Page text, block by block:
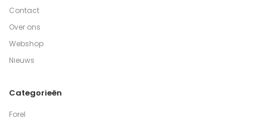
Contact
Over ons
Webshop
Nieuws
Categorieën
Forel